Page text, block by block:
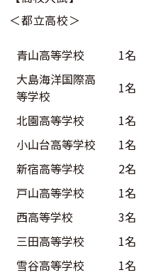
＜都立高校＞
青山高等学校
1名
大島海洋国際高
等学校
1名
北園高等学校
1名
小山台高等学校
1名
新宿高等学校
2名
戸山高等学校
1名
西高等学校
3名
三田高等学校
1名
雪谷高等学校
1名